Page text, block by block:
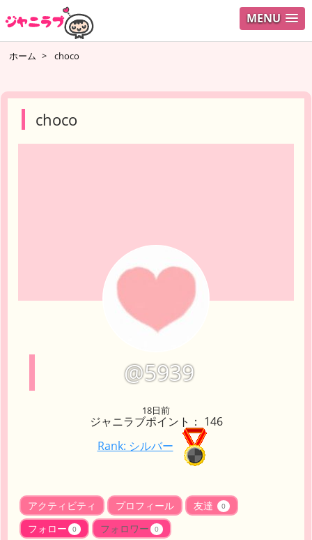
MENU ログイ
ホーム > choco
choco
@5939
18日前
ジャニラブポイント： 146
Rank: シルバー
アクティビティ プロフィール 友達 0
フォロー 0 フォロワー 0